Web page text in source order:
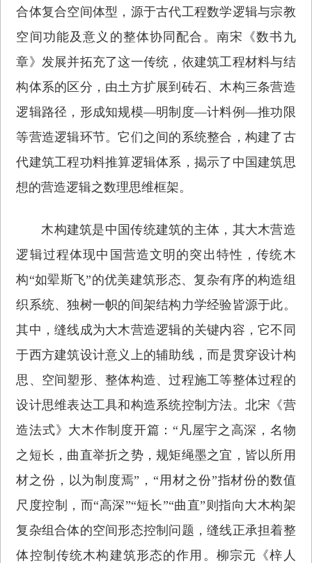
合体复合空间体型，源于古代工程数学逻辑与宗教
空间功能及意义的整体协同配合。南宋《数书九
章》发展并拓充了这一传统，依建筑工程材料与结
构体系的区分，由土方扩展到砖石、木构三条营造
逻辑路径，形成知规模—明制度—计料例—推功限
等营造逻辑环节。它们之间的系统整合，构建了古
代建筑工程功料推算逻辑体系，揭示了中国建筑思
想的营造逻辑之数理思维框架。
木构建筑是中国传统建筑的主体，其大木营造
逻辑过程体现中国营造文明的突出特性，传统木
构“如翚斯飞”的优美建筑形态、复杂有序的构造组
织系统、独树一帜的间架结构力学经验皆源于此。
其中，缝线成为大木营造逻辑的关键内容，它不同
于西方建筑设计意义上的辅助线，而是贯穿设计构
思、空间塑形、整体构造、过程施工等整体过程的
设计思维表达工具和构造系统控制方法。北宋《营
造法式》大木作制度开篇：“凡屋宇之高深，名物
之短长，曲直举折之势，规矩绳墨之宜，皆以所用
材之份，以为制度焉”，“用材之份”指材份的数值
尺度控制，而“高深”“短长”“曲直”则指向大木构架
复杂组合体的空间形态控制问题，缝线正承担着整
体控制传统木构建筑形态的作用。柳宗元《梓人